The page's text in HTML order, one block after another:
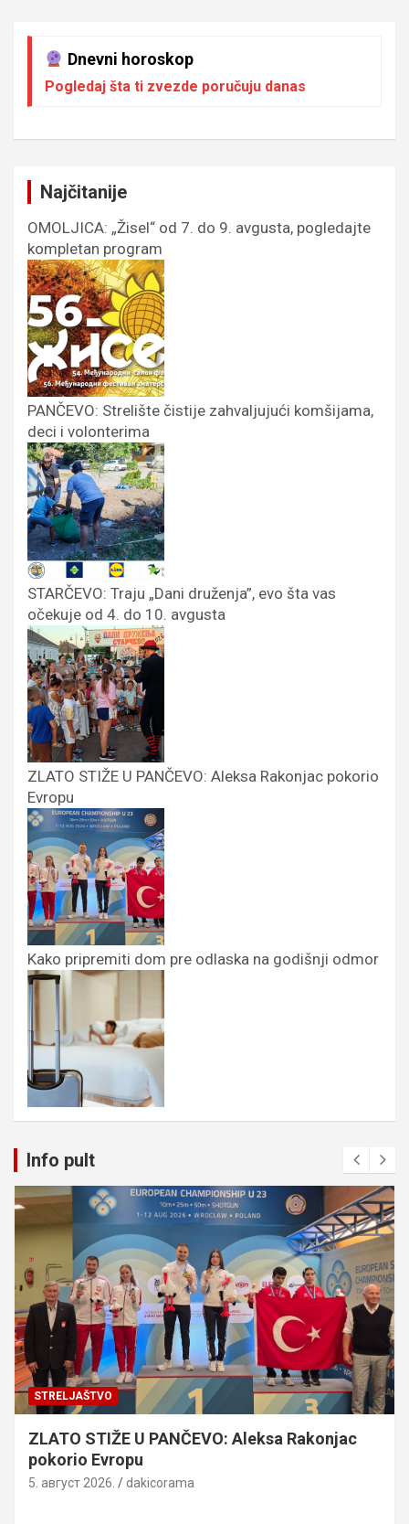
Dnevni horoskop
Pogledaj šta ti zvezde poručuju danas
Najčitanije
OMOLJICA: „Žisel“ od 7. do 9. avgusta, pogledajte
kompletan program
PANČEVO: Strelište čistije zahvaljujući komšijama,
deci i volonterima
STARČEVO: Traju „Dani druženja”, evo šta vas
očekuje od 4. do 10. avgusta
ZLATO STIŽE U PANČEVO: Aleksa Rakonjac pokorio
Evropu
Kako pripremiti dom pre odlaska na godišnji odmor
Info pult
STRELJAŠTVO
ZLATO STIŽE U PANČEVO: Aleksa Rakonjac
pokorio Evropu
5. август 2026. dakicorama